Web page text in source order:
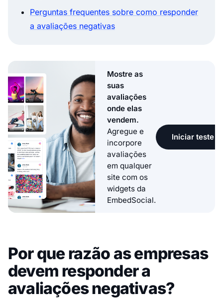
Perguntas frequentes sobre como responder
a avaliações negativas
Mostre as
suas
avaliações
onde elas
vendem.
Agregue e
incorpore
avaliações
em qualquer
site com os
widgets da
EmbedSocial.
Iniciar teste
Por que razão as empresas
devem responder a
avaliações negativas?